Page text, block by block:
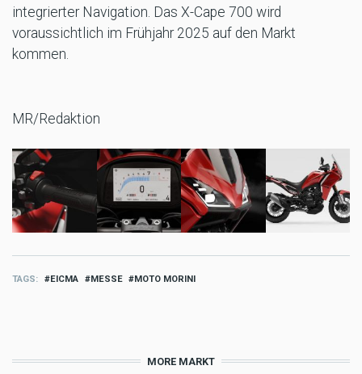
integrierter Navigation. Das X-Cape 700 wird
voraussichtlich im Frühjahr 2025 auf den Markt
kommen.
MR/Redaktion
TAGS EICMA MESSE MOTO MORINI
MORE MARKT